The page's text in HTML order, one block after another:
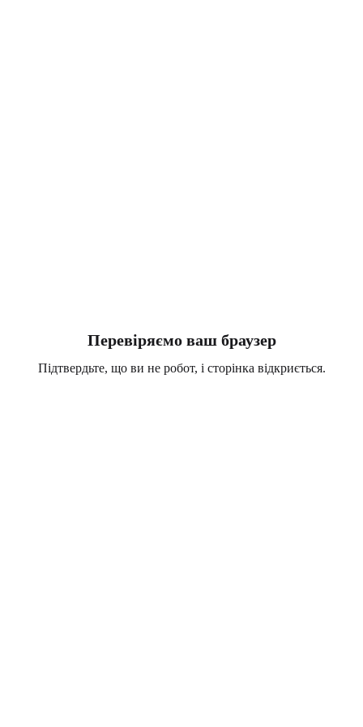
Перевіряємо ваш браузер
Підтвердьте, що ви не робот, і сторінка відкриється.